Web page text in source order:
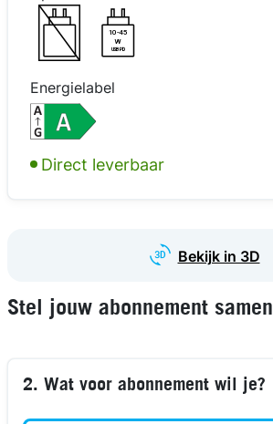
10-45
W
USB PD
Energielabel
Direct leverbaar
Bekijk in 3D
Stel jouw abonnement samen
2. Wat voor abonnement wil je?